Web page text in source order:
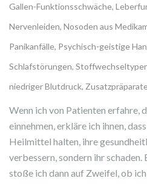
Gallen-Funktionsschwäche,
Nervenleiden, Nosoden aus
Panikanfälle, Psychisch-geistige
Schlafstörungen,
niedriger Blutdruck,
Wenn ich von Patienten erfahre,
einnehmen, erkläre ich ihnen,
Heilmittel halten, ihre
verbessern, sondern ihr schaden.
stoße ich dann auf Zweifel, ob